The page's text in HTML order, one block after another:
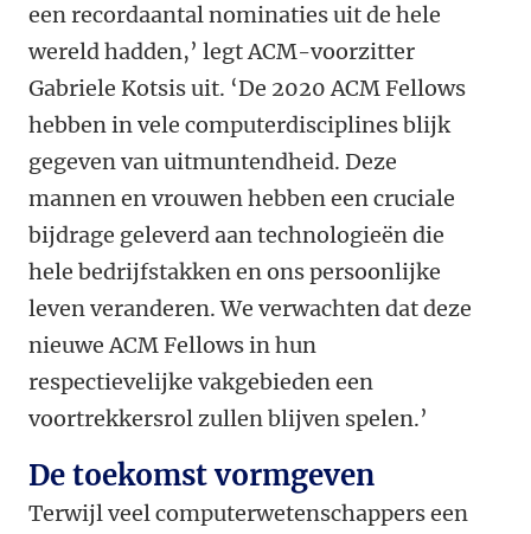
een recordaantal nominaties uit de hele
wereld hadden,’ legt ACM-voorzitter
Gabriele Kotsis uit. ‘De 2020 ACM Fellows
hebben in vele computerdisciplines blijk
gegeven van uitmuntendheid. Deze
mannen en vrouwen hebben een cruciale
bijdrage geleverd aan technologieën die
hele bedrijfstakken en ons persoonlijke
leven veranderen. We verwachten dat deze
nieuwe ACM Fellows in hun
respectievelijke vakgebieden een
voortrekkersrol zullen blijven spelen.’
De toekomst vormgeven
Terwijl veel computerwetenschappers een